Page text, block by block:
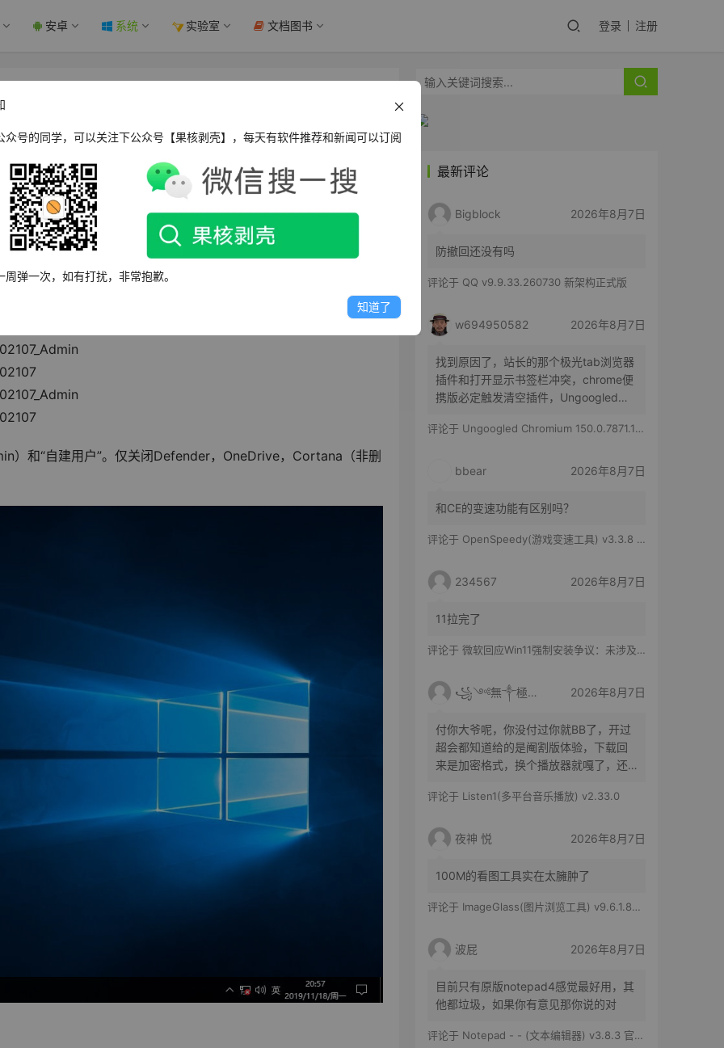
安卓 系统 实验室 文档图书 登录 注册
完整企业版 - 果核剥壳
。
）和“自建用户”。仅关闭Defender，OneDrive，Cortana（非删
最新评论
Bigblock 2026年8月7日
防撤回还没有吗
评论于 QQ v9.9.33.260730 新架构正式版
w694950582 2026年8月7日
找到原因了，站长的那个极光tab浏览器
插件和打开显示书签栏冲突，chrome便
携版必定触发清空插件，Ungoogled
所有插件，有时候只是极光tab插件消失
评论于 Ungoogled Chromium 150.0.7871.186-1.1 果核优化便携版
bbear 2026年8月7日
和CE的变速功能有区别吗？
评论于 OpenSpeedy(游戏变速工具) v3.3.8 绿色版
234567 2026年8月7日
11拉完了
评论于 微软回应Win11强制安装争议：未涉及企业设备，承诺不用用户照片训练AI
꧁༺無༒極༻꧂ 2026年8月7日
付你大爷呢，你没付过你就BB了，开过
超会都知道给的是阉割版体验，下载回
来是加密格式，换个播放器就嘎了，还
评论于 Listen1(多平台音乐播放) v2.33.0
夜神 悦 2026年8月7日
100M的看图工具实在太臃肿了
评论于 ImageGlass(图片浏览工具) v9.6.1.807 官方便携版
波屁 2026年8月7日
目前只有原版notepad4感觉最好用，其
他都垃圾，如果你有意见那你说的对
评论于 Notepad - - (文本编辑器) v3.8.3 官方版
众号的同学，可以关注下公众号【果核剥壳】，每天有软件推荐和新闻可以订阅
周弹一次，如有打扰，非常抱歉。
知道了